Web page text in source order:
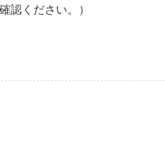
ください。）